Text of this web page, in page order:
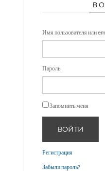
Имя пользователя или
Пароль
Запомнить меня
ВОЙТИ
Регистрация
Забыли пароль?